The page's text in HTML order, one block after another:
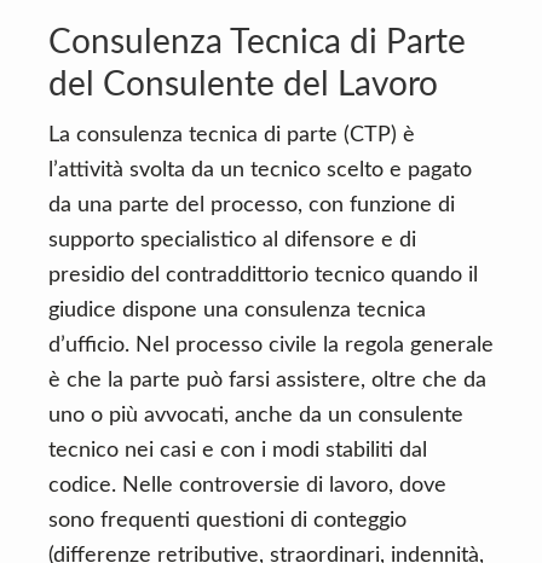
Consulenza Tecnica di Parte
del Consulente del Lavoro
La consulenza tecnica di parte (CTP) è
l’attività svolta da un tecnico scelto e pagato
da una parte del processo, con funzione di
supporto specialistico al difensore e di
presidio del contraddittorio tecnico quando il
giudice dispone una consulenza tecnica
d’ufficio. Nel processo civile la regola generale
è che la parte può farsi assistere, oltre che da
uno o più avvocati, anche da un consulente
tecnico nei casi e con i modi stabiliti dal
codice. Nelle controversie di lavoro, dove
sono frequenti questioni di conteggio
(differenze retributive, straordinari, indennità,